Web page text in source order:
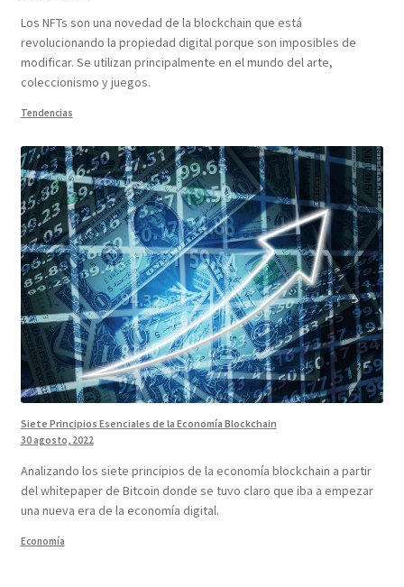
Los NFTs son una novedad de la blockchain que está
revolucionando la propiedad digital porque son imposibles de
modificar. Se utilizan principalmente en el mundo del arte,
coleccionismo y juegos.
Tendencias
Siete Principios Esenciales de la Economía Blockchain
30 agosto, 2022
Analizando los siete principios de la economía blockchain a partir
del whitepaper de Bitcoin donde se tuvo claro que iba a empezar
una nueva era de la economía digital.
Economía